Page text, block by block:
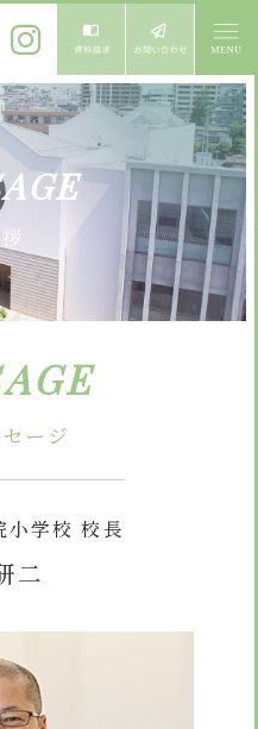
イトマップ
ージ
小学校 校長
二